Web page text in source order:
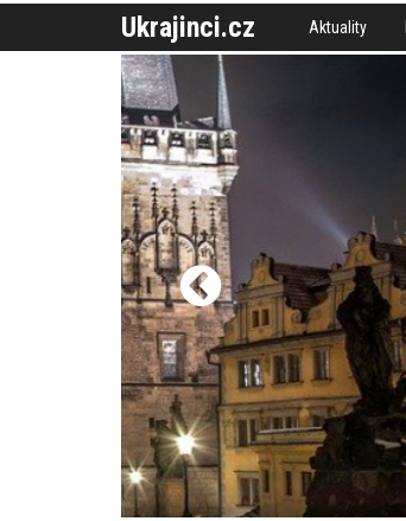
Ukrajinci.cz Aktuality